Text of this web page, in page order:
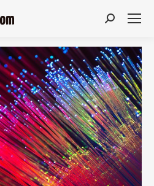
Search: